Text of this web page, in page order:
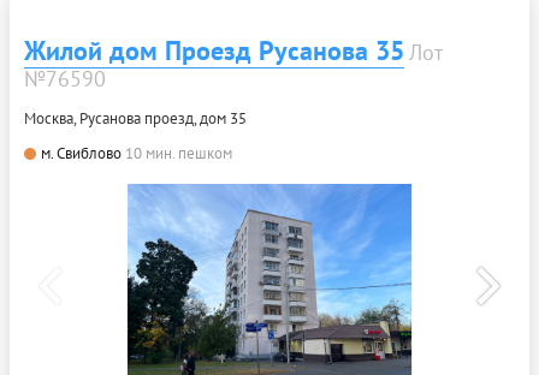
Жилой дом Проезд Русанова 35 Лот
№76590
Москва, Русанова проезд, дом 35
м. Свиблово 10 мин. пешком